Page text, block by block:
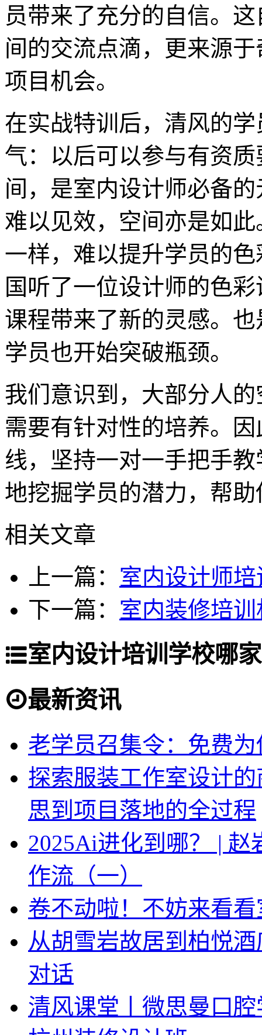
员带来了充分的自信。
间的交流点滴，更来源
项目机会。
在实战特训后，清风的
气：以后可以参与有资
间，是室内设计师必备
难以见效，空间亦是如
一样，难以提升学员的
国听了一位设计师的色
课程带来了新的灵感。
学员也开始突破瓶颈。
我们意识到，大部分人
需要有针对性的培养。
线，坚持一对一手把手
地挖掘学员的潜力，帮
相关文章
上一篇： 室内设计师
下一篇： 室内装修培
室内设计培训学校哪
最新资讯
老学员召集令：免费
探索服装工作室设计
思到项目落地的全过程
2025Ai进化到哪？ |
作流（一）
卷不动啦！不妨来看
从胡雪岩故居到柏悦
对话
清风课堂丨微思曼口